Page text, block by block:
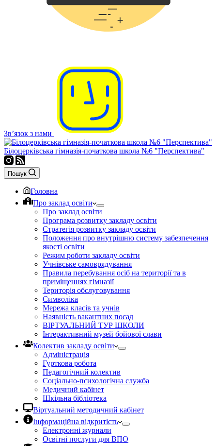
Зв’язок з нами
Білоцерківська гімназія-початкова школа №6 "Перспектива"
Пошук
Головна
Про заклад освіти
Про заклад освіти
Програма розвитку закладу освіти
Стратегія розвитку закладу освіти
Положення про внутрішню систему забезпечення
якості освіти
Режим роботи закладу освіти
Учнівське самоврядування
Правила перебування осіб на території та в
приміщеннях гімназії
Територія обслуговування
Символіка
Мережа класів та учнів
Наявність вакантних посад
ВІРТУАЛЬНИЙ ТУР ШКОЛИ
Інтерактивний музей бойової слави
Колектив закладу освіти
Адміністрація
Гурткова робота
Педагогічний колектив
Соціально-психологічна служба
Медичний кабінет
Шкільна бібліотека
Віртуальний методичний кабінет
Інформаційна відкритість
Електронні журнали
Освітні послуги для ВПО